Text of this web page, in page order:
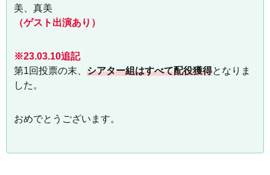
美、真美
（ゲスト出演あり）
※23.03.10追記
第1回投票の末、 シアター組はすべて配役獲得となりま
した。
おめでとうございます。